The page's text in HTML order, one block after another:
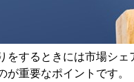
をするときには市場シ
が重要なポイントです。